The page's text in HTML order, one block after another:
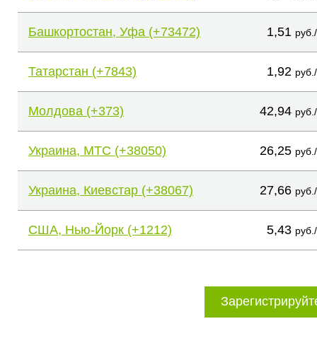
Башкортостан, Уфа (+73472) 1,51
Татарстан (+7843) 1,92
Молдова (+373) 42,94
Украина, МТС (+38050) 26,25
Украина, Киевстар (+38067) 27,66
США, Нью-Йорк (+1212) 5,43